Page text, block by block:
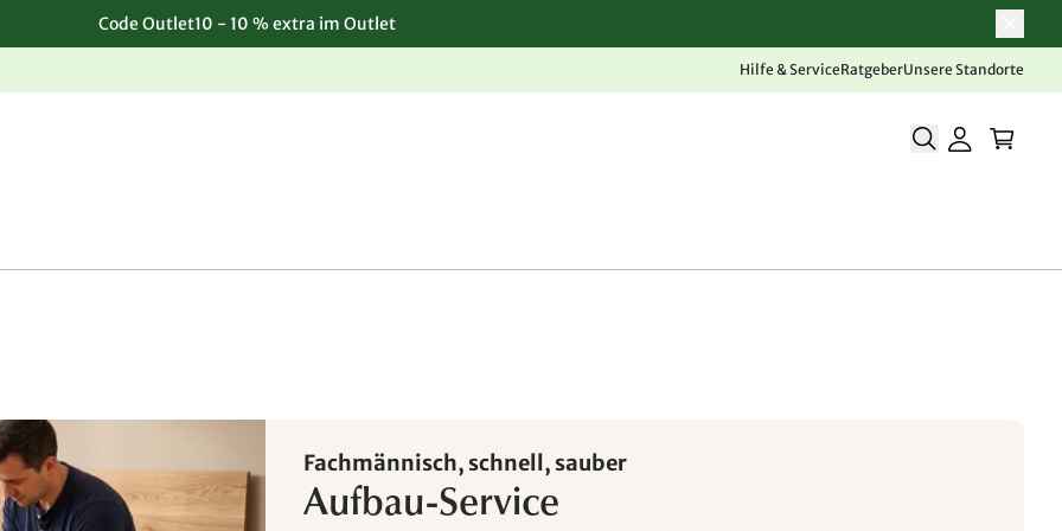
Code Outlet10 - 10 % extra im Outlet
Hilfe & ServiceRatgeberUnsere Standorte
Fachmännisch, schnell, sauber
Aufbau-Service